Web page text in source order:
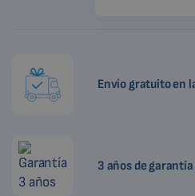
Envío gratuito en
3 años de